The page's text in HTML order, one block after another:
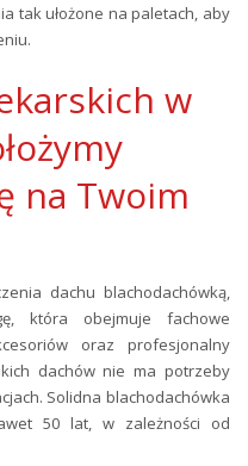
tak ułożone na paletach, aby
w
na Twoim
dachu blachodachówką,
która obejmuje fachowe
oraz profesjonalny
dachów nie ma potrzeby
Solidna blachodachówka
50 lat, w zależności od